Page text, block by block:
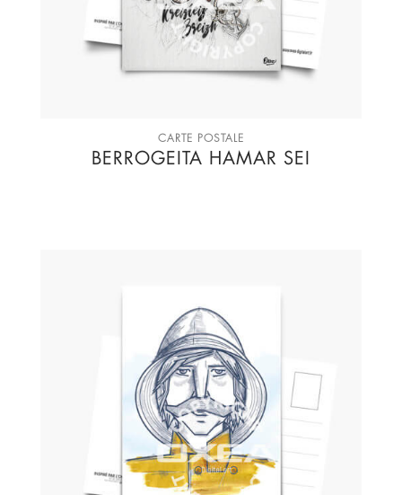
CARTE POSTALE
BERROGEITA HAMAR SEI